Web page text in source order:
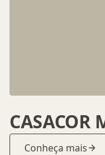
CASACOR
Conheça mais